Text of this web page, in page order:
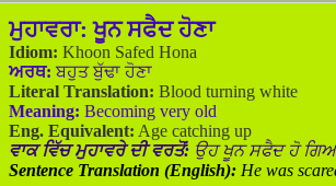
ਮੁਹਾਵਰਾ: ਖੂਨ ਸਫੈਦ ਹੋਣਾ
Idiom: Khoon Safed Hona
ਅਰਥ: ਬਹੁਤ ਬੁੱਢਾ ਹੋਣਾ
Literal Translation: Blood turning white
Meaning: Becoming very old
Eng. Equivalent: Age catching up
ਵਾਕ ਵਿੱਚ ਮੁਹਾਵਰੇ ਦੀ ਵਰਤੋਂ: ਉਹ ਖੂਨ ਸਫੈਦ ਹੋ
Sentence Translation (English): He was